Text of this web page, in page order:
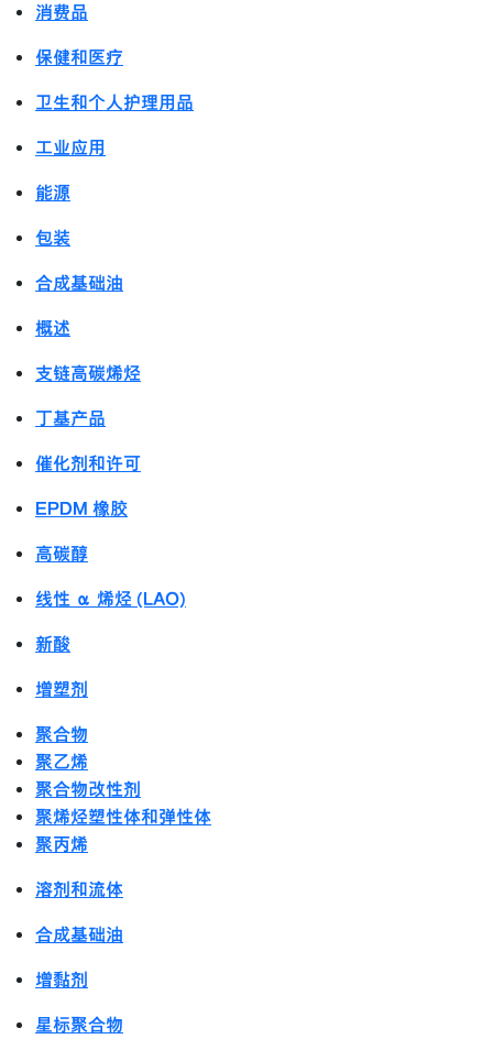
消费品
保健和医疗
卫生和个人护理用品
工业应用
能源
包装
合成基础油
概述
支链高碳烯烃
丁基产品
催化剂和许可
EPDM 橡胶
高碳醇
线性 α 烯烃 (LAO)
新酸
增塑剂
聚合物
聚乙烯
聚合物改性剂
聚烯烃塑性体和弹性体
聚丙烯
溶剂和流体
合成基础油
增黏剂
星标聚合物